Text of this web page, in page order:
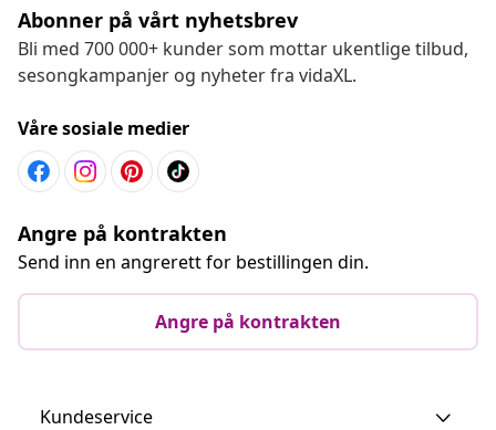
Abonner på vårt nyhetsbrev
Bli med 700 000+ kunder som mottar ukentlige tilbud,
sesongkampanjer og nyheter fra vidaXL.
Våre sosiale medier
Angre på kontrakten
Send inn en angrerett for bestillingen din.
Angre på kontrakten
Kundeservice